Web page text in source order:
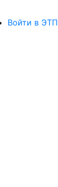
Войти в ЭТП